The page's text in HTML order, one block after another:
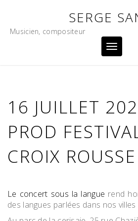
content
SERGE
Musicien, compositeur
Toggle
16 JUILLET
PROD
CROIX
Le concert sous la langue rend
des langues parlées dans nos villes